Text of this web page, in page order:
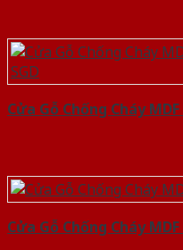
Cửa Gỗ Chống Cháy
Cửa Gỗ Chống Cháy